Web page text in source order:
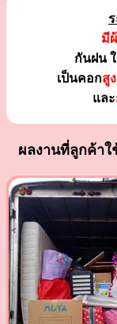
มี
กันฝน
เป็นคอกสู
และ
ผลงานที่ลูกค้าใ